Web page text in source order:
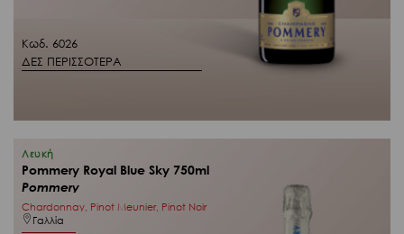
Κωδ. 6026
ΔΕΣ ΠΕΡΙΣΣΟΤΕΡΑ
Λευκή
Pommery Royal Blue Sky 750ml
Pommery
Chardonnay, Pinot Meunier, Pinot Noir
Γαλλία